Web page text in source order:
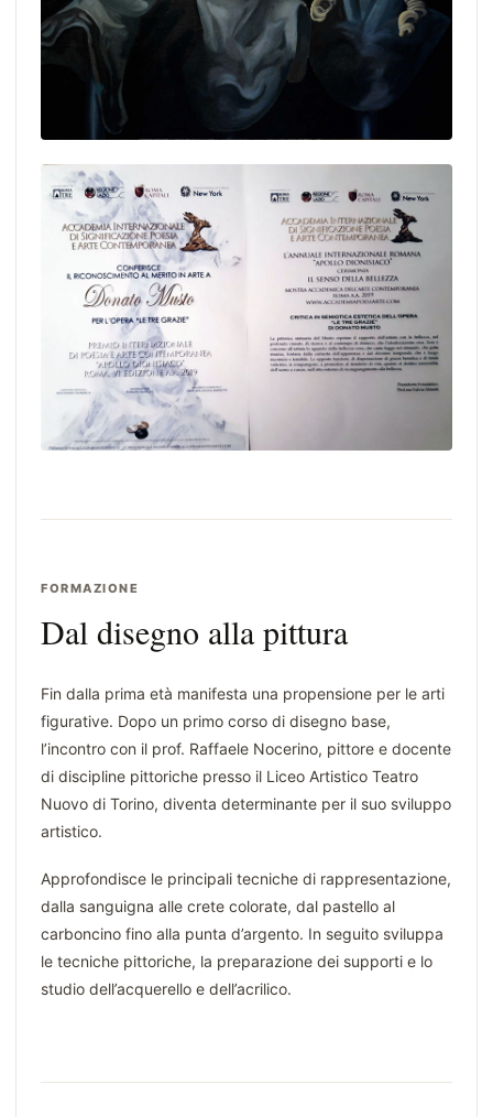
FORMAZIONE
Dal disegno alla pittura
Fin dalla prima età manifesta una propensione per le arti
figurative. Dopo un primo corso di disegno base,
l’incontro con il prof. Raffaele Nocerino, pittore e docente
di discipline pittoriche presso il Liceo Artistico Teatro
Nuovo di Torino, diventa determinante per il suo sviluppo
artistico.
Approfondisce le principali tecniche di rappresentazione,
dalla sanguigna alle crete colorate, dal pastello al
carboncino fino alla punta d’argento. In seguito sviluppa
le tecniche pittoriche, la preparazione dei supporti e lo
studio dell’acquerello e dell’acrilico.